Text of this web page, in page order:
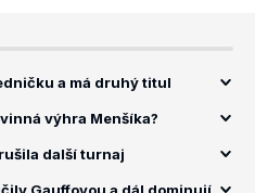
a má druhý titul
výhra Menšíka?
další turnaj